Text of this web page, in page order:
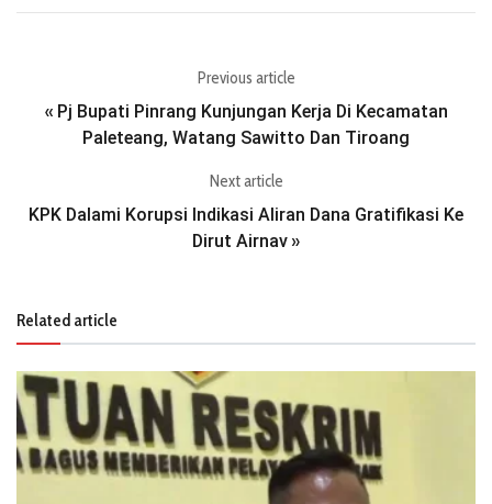
Previous article
« Pj Bupati Pinrang Kunjungan Kerja Di Kecamatan
Paleteang, Watang Sawitto Dan Tiroang
Next article
KPK Dalami Korupsi Indikasi Aliran Dana Gratifikasi Ke
Dirut Airnav »
Related article